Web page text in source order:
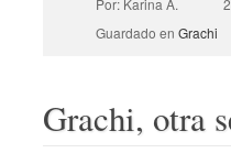
Por: Karina A.
Guardado en Grachi
Grachi, otra